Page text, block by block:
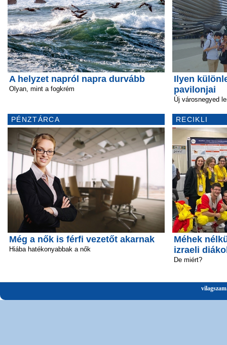
A helyzet napról napra durvább
Olyan, mint a fogkrém
PÉNZTÁRCA
Még a nők is férfi vezetőt akarnak
Hiába hatékonyabbak a nők
Ilyen
pavilonjai
Új városnegyed
RECIKLI
Méhek
izraeli
De miért?